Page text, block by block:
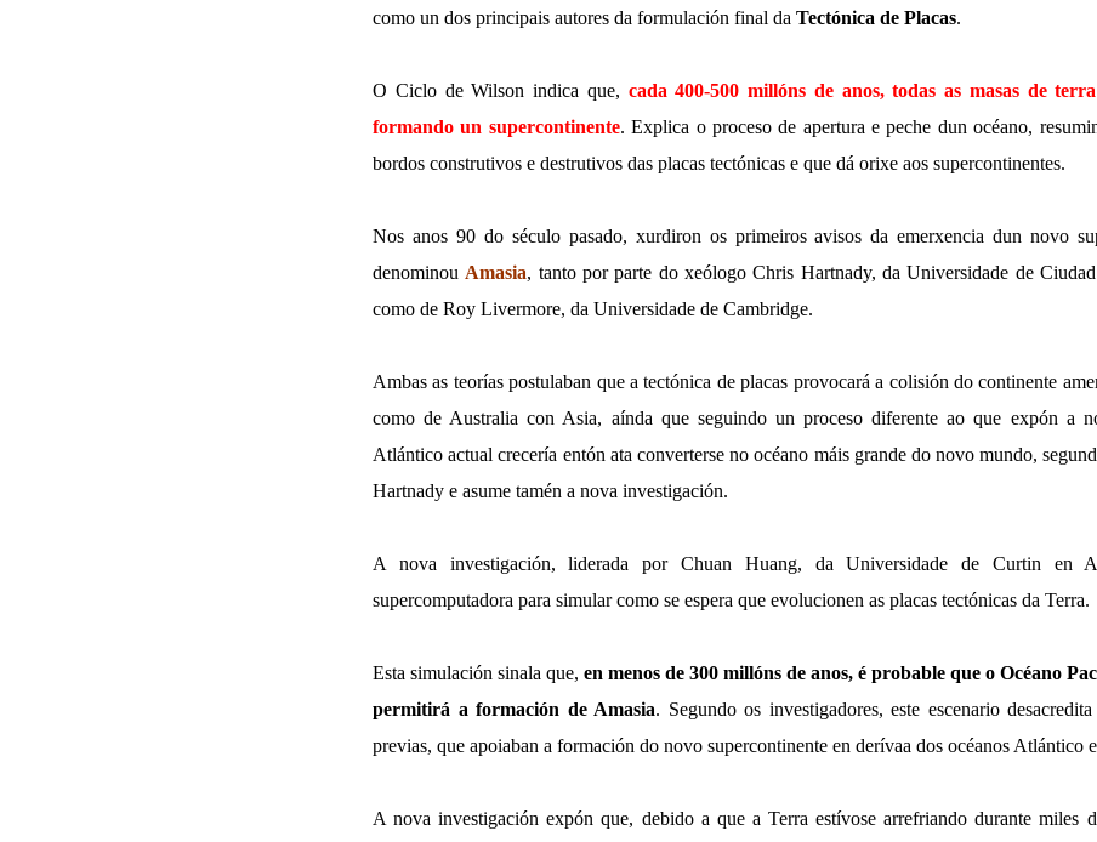
como un dos principais autores da formulación final da Tectónica de Placas.
O Ciclo de Wilson indica que, cada 400-500 millóns de anos, todas as masas de
formando un supercontinente. Explica o proceso de apertura e peche dun océano,
bordos construtivos e destrutivos das placas tectónicas e que dá orixe aos supercontinentes.
Nos anos 90 do século pasado, xurdiron os primeiros avisos da emerxencia dun novo
denominou Amasia, tanto por parte do xeólogo Chris Hartnady, da Universidade de
como de Roy Livermore, da Universidade de Cambridge.
Ambas as teorías postulaban que a tectónica de placas provocará a colisión do continente
como de Australia con Asia, aínda que seguindo un proceso diferente ao que expón a
Atlántico actual crecería entón ata converterse no océano máis grande do novo mundo,
Hartnady e asume tamén a nova investigación.
A nova investigación, liderada por Chuan Huang, da Universidade de Curtin en
supercomputadora para simular como se espera que evolucionen as placas tectónicas da Terra.
Esta simulación sinala que, en menos de 300 millóns de anos, é probable que o Océano
permitirá a formación de Amasia. Segundo os investigadores, este escenario
previas, que apoiaban a formación do novo supercontinente en derívaa dos océanos Atlántico
A nova investigación expón que, debido a que a Terra estívose arrefriando durante miles